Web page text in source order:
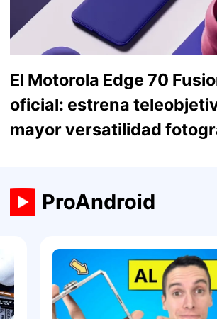
El Motorola Edge 70
oficial: estrena
mayor versatilidad
ProAndroid